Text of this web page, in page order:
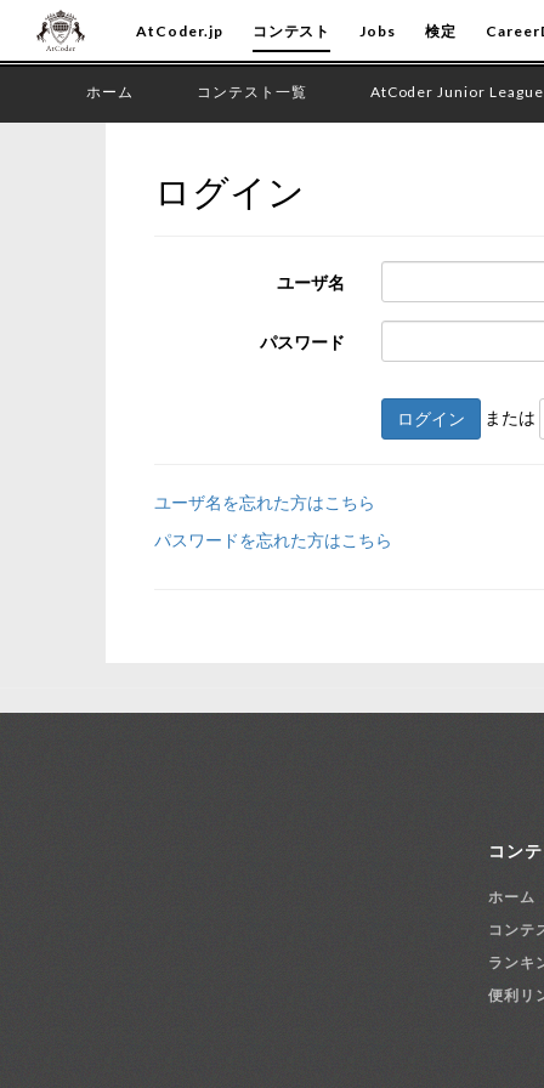
AtCoder.jp コンテスト Jobs 検定
ホーム コンテスト一覧 AtCoder Junior League
ログイン
ユーザ名
パスワード
ログイン または
ユーザ名を忘れた方はこちら
パスワードを忘れた方はこちら
コン
ホーム
コンテ
ランキ
便利リ